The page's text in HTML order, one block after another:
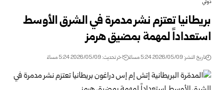
دولي
بريطانيا تعتزم نشر مدمرة في الشرق الأوسط
استعداداً لمهمة بمضيق هرمز
تاريخ النشر: 2026/05/09 5:24 مساءً اخر تحديث: 2026/05/09 5:24 مساءً